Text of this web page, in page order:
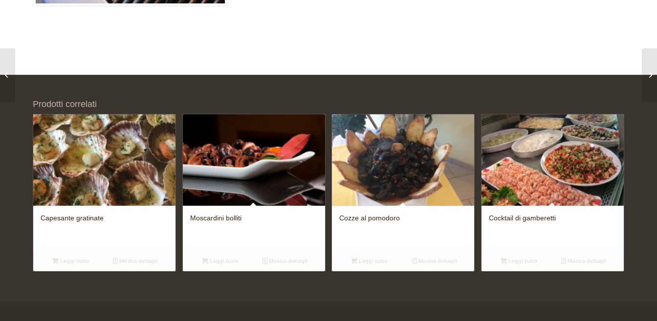
Prodotti correlati
Capesante gratinate
Leggi tutto Mostra dettagli
Moscardini bolliti
Leggi tutto Mostra dettagli
Cozze al pomodoro
Leggi tutto Mostra dettagli
Cocktail di gamberetti
Leggi tutto Mostra dettagli
Baccalà alla vicentina